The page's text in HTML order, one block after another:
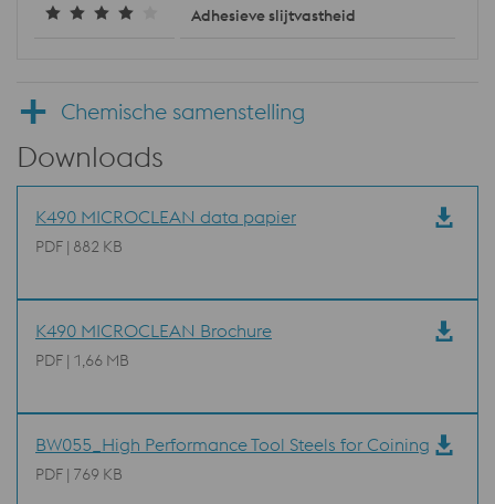
Adhesieve slijtvastheid
Chemische samenstelling
Downloads
K490 MICROCLEAN data papier
PDF | 882 KB
K490 MICROCLEAN Brochure
PDF | 1,66 MB
BW055_High Performance Tool Steels for Coining
PDF | 769 KB